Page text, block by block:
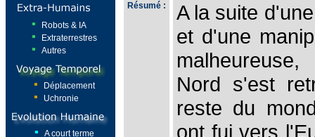
Robots & IA
Extraterrestres
Autres
Déplacement
Uchronie
A court terme
Résumé :
A la suite
et d'une
Nord s'est
reste du
ont fui vers